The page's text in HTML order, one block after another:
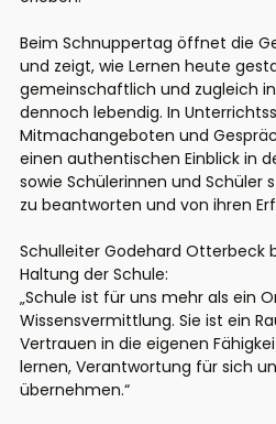
Beim Schnuppertag öffnet die
und zeigt, wie Lernen heute
gemeinschaftlich und zugleich
dennoch lebendig. In
Mitmachangeboten und
einen authentischen Einblick in
sowie Schülerinnen und Schüler
zu beantworten und von ihren
Schulleiter Godehard Otterbeck
Haltung der Schule:
„Schule ist für uns mehr als ein
Wissensvermittlung. Sie ist ein
Vertrauen in die eigenen
lernen, Verantwortung für sich
übernehmen.“